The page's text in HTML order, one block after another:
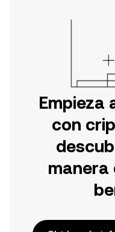
Empieza
con
manera